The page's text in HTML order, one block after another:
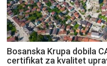
Bosanska Krupa dobila
certifikat za kvalitet